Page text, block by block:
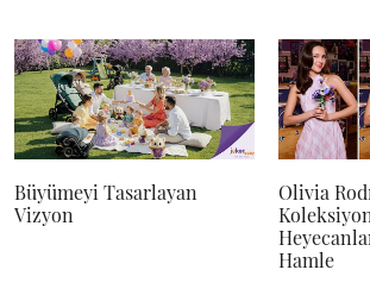
Büyümeyi Tasarlayan
Vizyon
Olivia
Hamle